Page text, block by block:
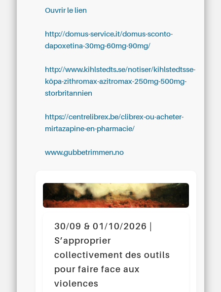
Ouvrir le lien
http://domus-service.it/domus-sconto-
dapoxetina-30mg-60mg-90mg/
http://www.kihlstedts.se/notiser/kihlstedtsse-
köpa-zithromax-azitromax-250mg-500mg-
storbritannien
https://centrelibrex.be/clibrex-ou-acheter-
mirtazapine-en-pharmacie/
www.gubbetrimmen.no
30/09 & 01/10/2026 |
S’approprier
collectivement des outils
pour faire face aux
violences